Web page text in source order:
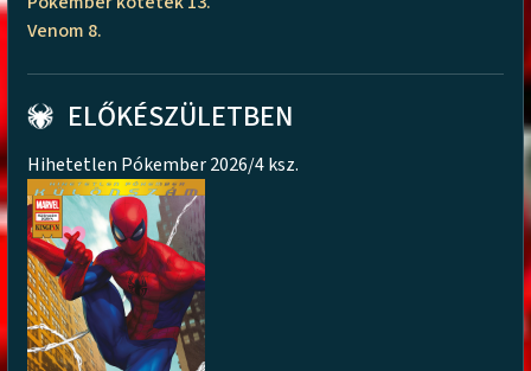
Venom 8.
ELŐKÉSZÜLETBEN
Hihetetlen Pókember 2026/4 ksz.